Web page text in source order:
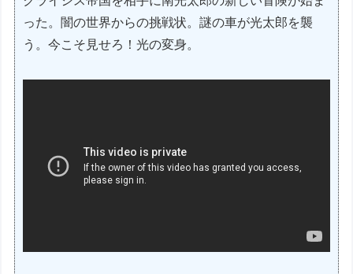
った。闇の世界からの挑戦状。謎の車が光太郎を襲
う。今こそ見せろ！光の変身。